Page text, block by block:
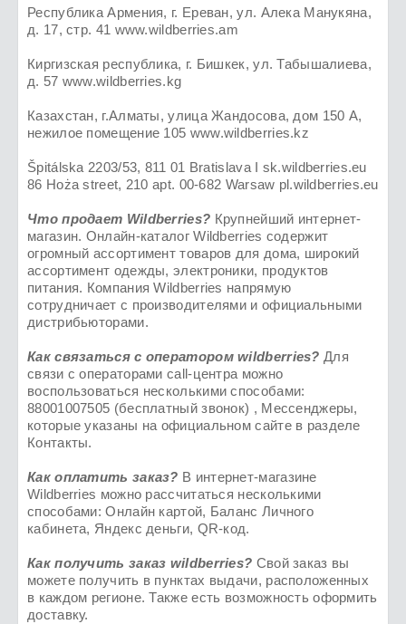
Республика Армения, г. Ереван, ул. Алека Манукяна,
д. 17, стр. 41 www.wildberries.am
Киргизская республика, г. Бишкек, ул. Табышалиева,
д. 57 www.wildberries.kg
Казахстан, г.Алматы, улица Жандосова, дом 150 А,
нежилое помещение 105 www.wildberries.kz
Špitálska 2203/53, 811 01 Bratislava I sk.wildberries.eu
86 Hoża street, 210 apt. 00-682 Warsaw pl.wildberries.eu
Что продает Wildberries? Крупнейший интернет-
магазин. Онлайн-каталог Wildberries содержит
огромный ассортимент товаров для дома, широкий
ассортимент одежды, электроники, продуктов
питания. Компания Wildberries напрямую
сотрудничает с производителями и официальными
дистрибьюторами.
Как связаться с оператором wildberries? Для
связи с операторами call-центра можно
воспользоваться несколькими способами:
88001007505 (бесплатный звонок) , Мессенджеры,
которые указаны на официальном сайте в разделе
Контакты.
Как оплатить заказ? В интернет-магазине
Wildberries можно рассчитаться несколькими
способами: Онлайн картой, Баланс Личного
кабинета, Яндекс деньги, QR-код.
Как получить заказ wildberries? Свой заказ вы
можете получить в пунктах выдачи, расположенных
в каждом регионе. Также есть возможность оформить
доставку.